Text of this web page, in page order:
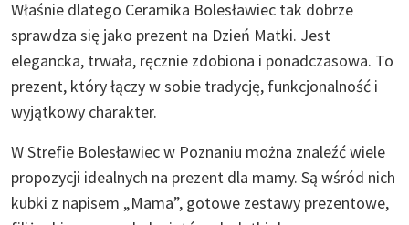
Właśnie dlatego Ceramika Bolesławiec tak dobrze
sprawdza się jako prezent na Dzień Matki. Jest
elegancka, trwała, ręcznie zdobiona i ponadczasowa. To
prezent, który łączy w sobie tradycję, funkcjonalność i
wyjątkowy charakter.
W Strefie Bolesławiec w Poznaniu można znaleźć wiele
propozycji idealnych na prezent dla mamy. Są wśród nich
kubki z napisem „Mama”, gotowe zestawy prezentowe,